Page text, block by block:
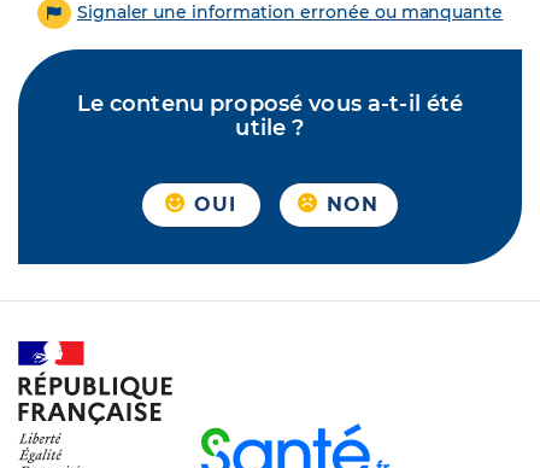
Signaler une information erronée ou manquante
Le contenu proposé vous a-t-il été
utile ?
OUI NON